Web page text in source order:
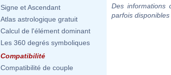
Signe et Ascendant
Atlas astrologique gratuit
Calcul de l'élément dominant
Les 360 degrés symboliques
Compatibilité
Compatibilité de couple
Des informations
parfois